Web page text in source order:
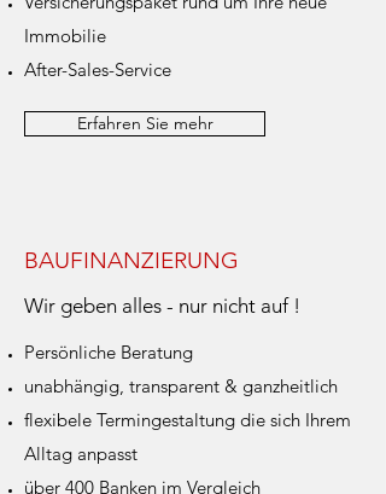
Immobilie
After-Sales-Service
Erfahren Sie mehr
BAUFINANZIERUNG
Wir geben alles - nur nicht auf !
Persönliche Beratung
unabhängig, transparent & ganzheitlich
flexibele Termingestaltung die sich Ihrem
Alltag anpasst
über 400 Banken im Vergleich